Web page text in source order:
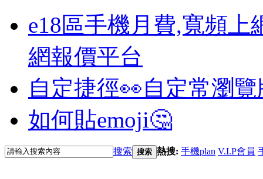
e18區手機月費,寬頻上
網報價平台
自定捷徑👀自定常瀏
如何貼emoji🤔
搜索 搜索 熱搜: 手機plan V.I.P會員